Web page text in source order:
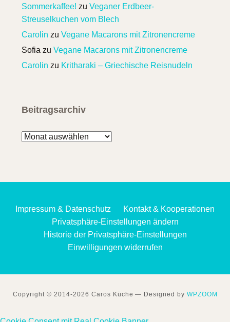
Sommerkaffee! zu Veganer Erdbeer-
Streuselkuchen vom Blech
Carolin zu Vegane Macarons mit Zitronencreme
Sofia zu Vegane Macarons mit Zitronencreme
Carolin zu Kritharaki – Griechische Reisnudeln
Beitragsarchiv
Beitragsarchiv
Impressum & Datenschutz
Kontakt & Kooperationen
Privatsphäre-Einstellungen ändern
Historie der Privatsphäre-Einstellungen
Einwilligungen widerrufen
Copyright © 2014-2026 Caros Küche — Designed by WPZOOM